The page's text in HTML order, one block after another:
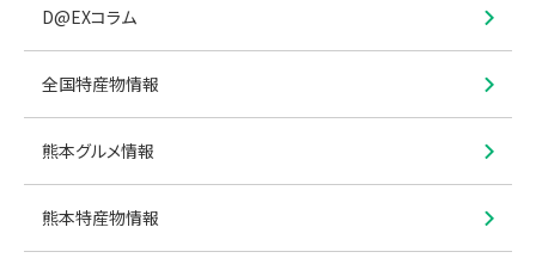
D@EXコラム
全国特産物情報
熊本グルメ情報
熊本特産物情報